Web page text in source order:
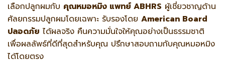
เลือกปลูกผมกับ คุณหมอหมิง แพทย์ ABHRS ผู้เชี่ยวชาญด้าน
ศัลยกรรมปลูกผมโดยเฉพาะ รับรองโดย American Board
ปลอดภัย ได้ผลจริง คืนความมั่นใจให้คุณอย่างเป็นธรรมชาติ
เพื่อผลลัพธ์ที่ดีที่สุดสำหรับคุณ ปรึกษาสอบถามกับคุณหมอหมิง
ได้โดยตรง